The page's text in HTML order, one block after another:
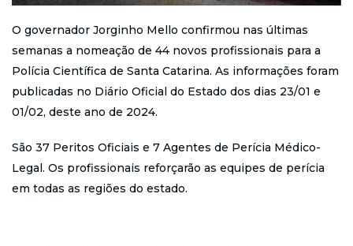
O governador Jorginho Mello confirmou nas últimas
semanas a nomeação de 44 novos profissionais para a
Polícia Científica de Santa Catarina. As informações foram
publicadas no Diário Oficial do Estado dos dias 23/01 e
01/02, deste ano de 2024.
São 37 Peritos Oficiais e 7 Agentes de Perícia Médico-
Legal. Os profissionais reforçarão as equipes de perícia
em todas as regiões do estado.